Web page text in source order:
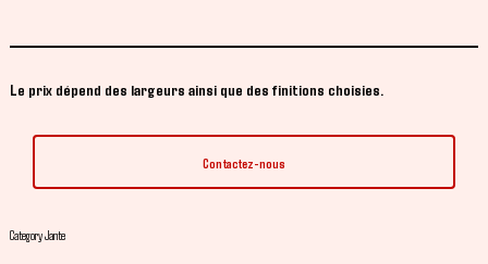
Le prix dépend des largeurs ainsi que des finitions choisies.
Contactez-nous
CategoryJante